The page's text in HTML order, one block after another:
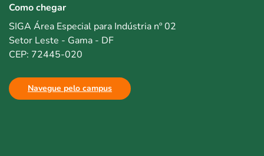
Como chegar
SIGA Área Especial para Indústria nº 02
Setor Leste - Gama - DF
CEP: 72445-020
Navegue pelo campus